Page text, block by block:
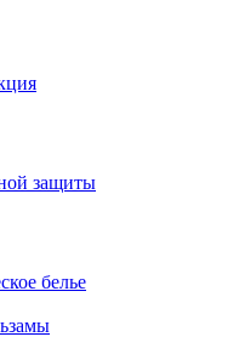
защиты
белье